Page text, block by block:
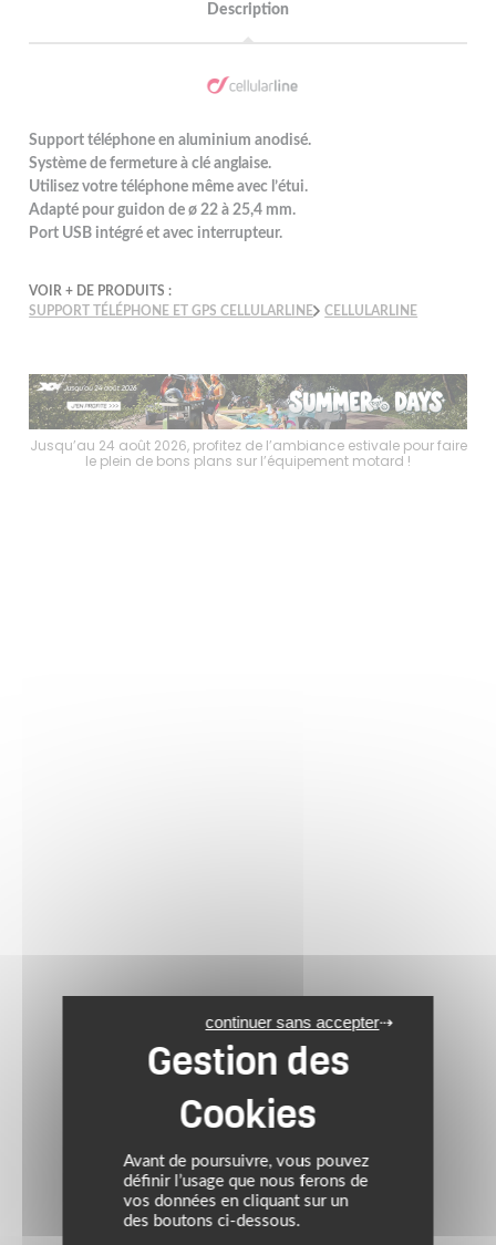
Description
Support téléphone en aluminium anodisé.
Système de fermeture à clé anglaise.
Utilisez votre téléphone même avec l’étui.
Adapté pour guidon de ø 22 à 25,4 mm.
Port USB intégré et avec interrupteur.
VOIR + DE PRODUITS :
SUPPORT TÉLÉPHONE ET GPS CELLULARLINE
CELLULARLINE
Jusqu’au 24 août 2026, profitez de l’ambiance estivale pour faire
le plein de bons plans sur l’équipement motard !
Avant de poursuivre, vous pouvez
définir l’usage que nous ferons de
vos données en cliquant sur un
des boutons ci-dessous.
continuer sans accepter